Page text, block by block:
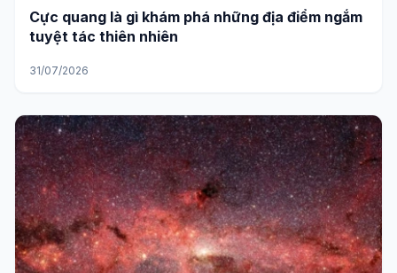
Cực quang là gì khám phá những địa điểm ngắm
tuyệt tác thiên nhiên
31/07/2026